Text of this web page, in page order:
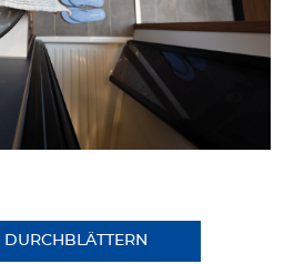
DURCHBLÄTTERN